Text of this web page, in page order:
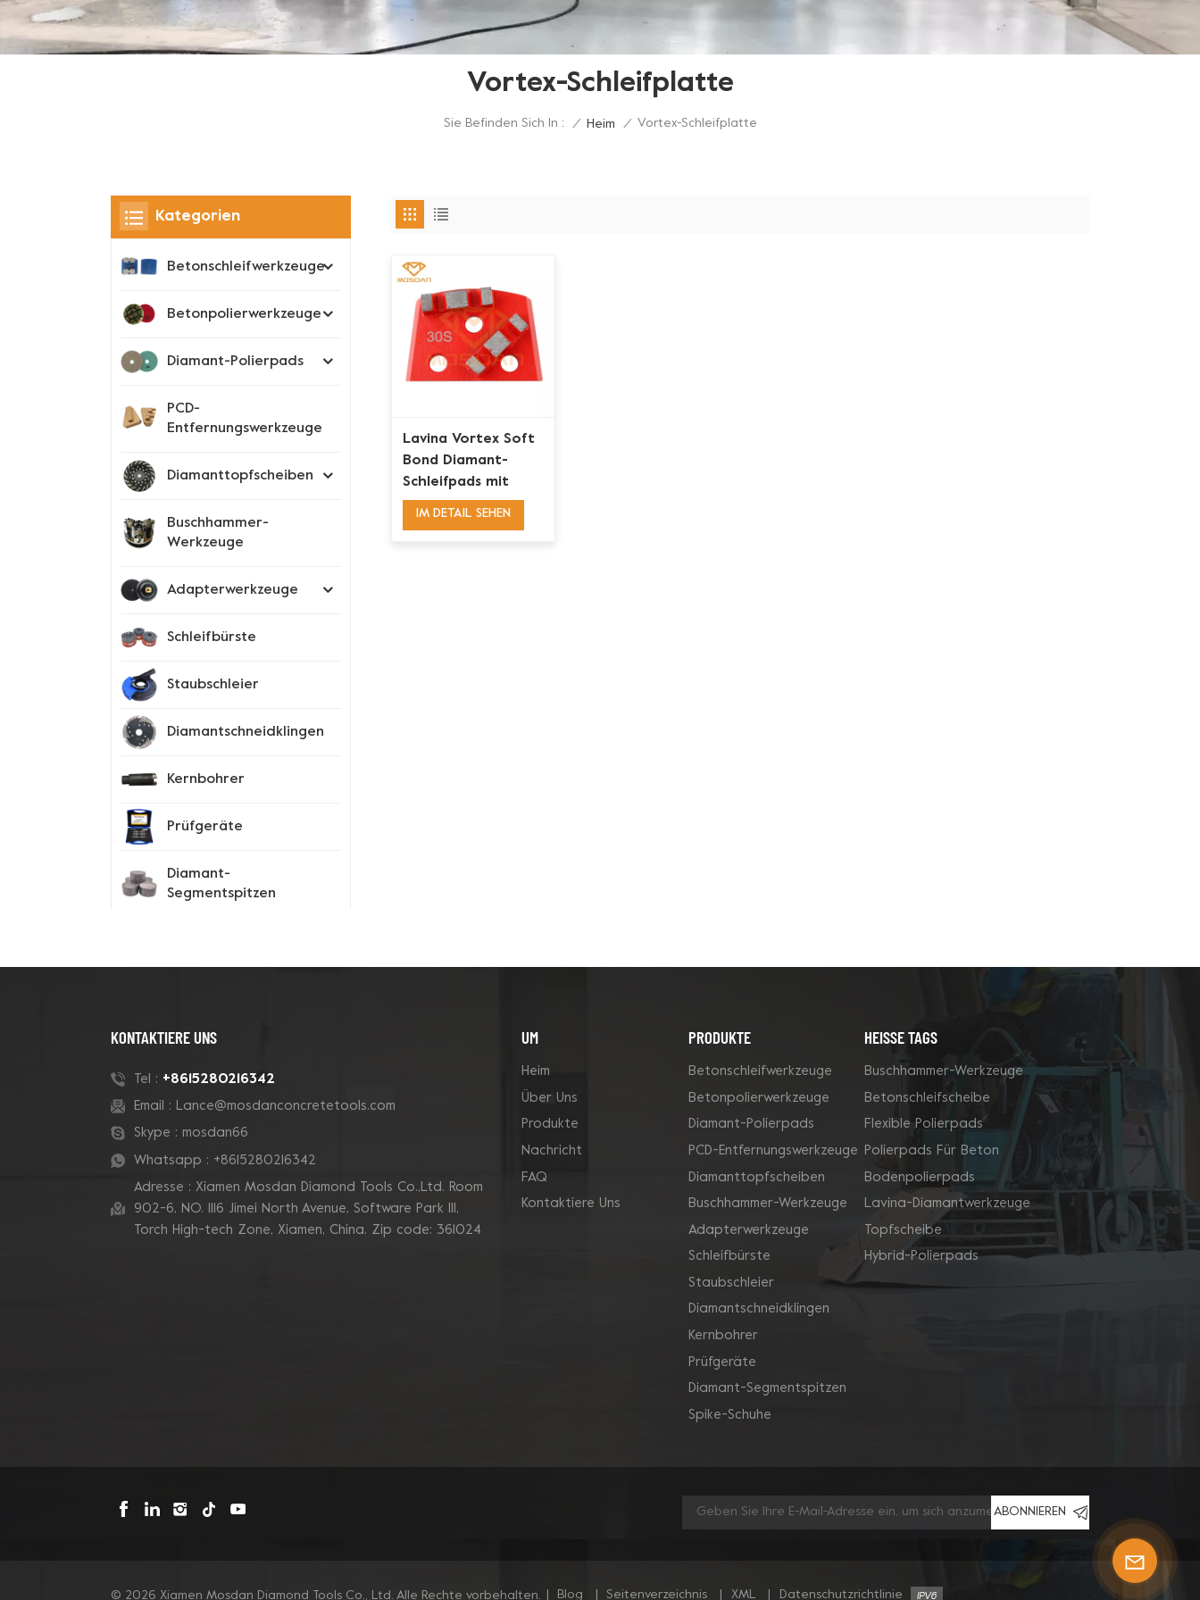
Vortex-Schleifplatte
Sie Befinden Sich In : / Heim / Vortex-Schleifplatte
Lavina Vortex Soft
Bond Diamant-
Schleifpads mit
doppeltem W-
IM DETAIL SEHEN
Kategorien
Betonschleifwerkzeuge
Betonpolierwerkzeuge
Diamant-Polierpads
PCD-
Entfernungswerkzeuge
Diamanttopfscheiben
Buschhammer-
Werkzeuge
Adapterwerkzeuge
Schleifbürste
Staubschleier
Diamantschneidklingen
Kernbohrer
Prüfgeräte
Diamant-
Segmentspitzen
180-mm-Rohr-Grizzly-
Betontopfschleifscheibe
7-Zoll-10-V-Segment-
Diamanttopfscheibe
zum Schleifen von
Betonkanten
Eckkanten
KONTAKTIERE UNS
Tel : +8615280216342
Email : Lance@mosdanconcretetools.com
Skype : mosdan66
Whatsapp : +8615280216342
Adresse : Xiamen Mosdan Diamond Tools Co.,Ltd. Room
902-6, NO. 1116 Jimei North Avenue, Software Park Ill,
Torch High-tech Zone, Xiamen, China. Zip code: 361024
UM
Heim
Über Uns
Produkte
Nachricht
FAQ
Kontaktiere Uns
PRODUKTE
Betonschleifwerkzeuge
Betonpolierwerkzeuge
Diamant-Polierpads
PCD-Entfernungswerkzeuge
Diamanttopfscheiben
Buschhammer-Werkzeuge
Adapterwerkzeuge
Schleifbürste
Staubschleier
Diamantschneidklingen
Kernbohrer
Prüfgeräte
Diamant-Segmentspitzen
Spike-Schuhe
HEISSE TAGS
Buschhammer-Werkzeuge
Betonschleifscheibe
Flexible Polierpads
Polierpads Für Beton
Bodenpolierpads
Lavina-Diamantwerkzeuge
Topfscheibe
Hybrid-Polierpads
ABONNIEREN
© 2026 Xiamen Mosdan Diamond Tools Co., Ltd. Alle Rechte vorbehalten. Blog Seitenverzeichnis XML Datenschutzrichtlinie